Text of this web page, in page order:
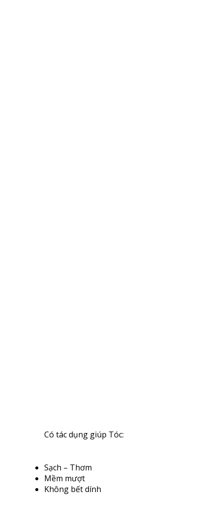
Có tác dụng giúp Tóc:
Sạch – Thơm
Mềm mượt
Không bết dính